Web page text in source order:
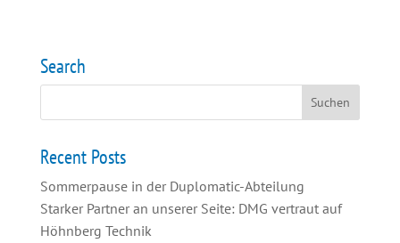
Search
Recent Posts
Sommerpause in der Duplomatic-Abteilung
Starker Partner an unserer Seite: DMG vertraut auf
Höhnberg Technik